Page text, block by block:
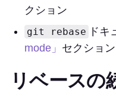
クション
git rebase ドキ
mode」 セクション
リベースの